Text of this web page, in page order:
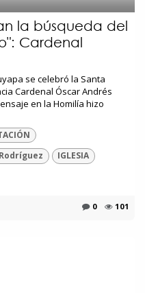
la búsqueda del
Cardenal
se celebró la Santa
Cardenal Óscar Andrés
en la Homilía hizo
IGLESIA
0 101